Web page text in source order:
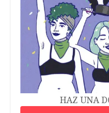
HAZ UNA